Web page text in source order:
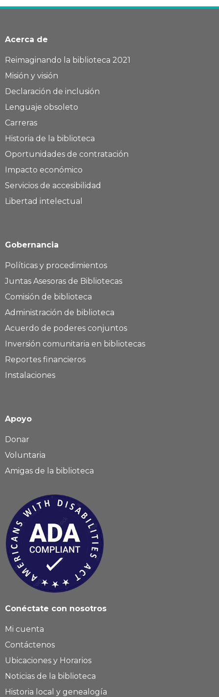
Acerca de
Reimaginando la biblioteca 2021
Misión y visión
Declaración de inclusión
Lenguaje obsoleto
Carreras
Historia de la biblioteca
Oportunidades de contratación
Impacto económico
Servicios de accesibilidad
Libertad intelectual
Gobernancia
Políticas y procedimientos
Juntas Asesoras de Bibliotecas
Comisión de biblioteca
Administración de biblioteca
Acuerdo de poderes conjuntos
Inversión comunitaria en bibliotecas
Reportes financieros
Instalaciones
Apoyo
Donar
Voluntaria
Amigas de la biblioteca
Conéctate con nosotros
Mi cuenta
Contáctenos
Ubicaciones y Horarios
Noticias de la biblioteca
Historia local y genealogía